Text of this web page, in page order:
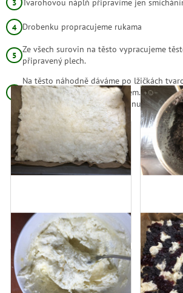
Drobenku propracujeme rukama
Ze všech surovin na těsto vypracujeme
připravený plech.
Na těsto náhodně dáváme po lžičkách
makovou náplň a višňový džem. Celý koláč
drobenkou. Pečeme cca 30 minut na 200°C